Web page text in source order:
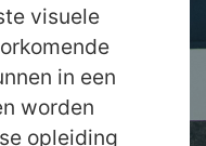
visuele
in een
worden
opleiding